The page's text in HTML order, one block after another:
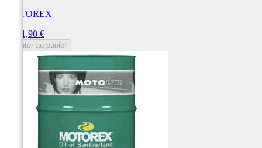
MOTOREX
2 371,90 €
Ajouter au panier